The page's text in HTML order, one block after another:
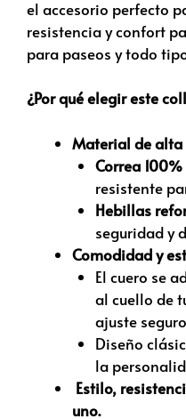
el accesorio perfecto
resistencia y confort
para paseos y todo
¿Por qué elegir este
Material de
Correa
resistente
Hebillas
seguridad y
Comodidad y
El cuero se
al cuello de
ajuste
Diseño
la
Estilo,
uno.